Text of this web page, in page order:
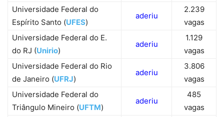
Universidade Federal do
Espírito Santo (UFES)
aderiu
2.239
vagas
Universidade Federal do E.
do RJ (Unirio)
aderiu
1.129
vagas
Universidade Federal do Rio
de Janeiro (UFRJ)
aderiu
3.806
vagas
Universidade Federal do
Triângulo Mineiro (UFTM)
aderiu
485
vagas